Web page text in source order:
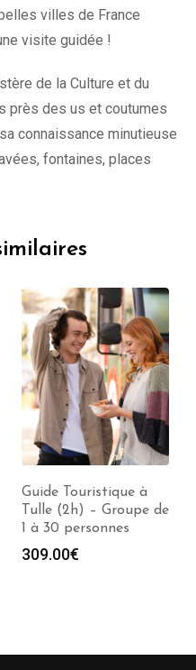
villes de France
visite guidée !
de la Culture et du
près des us et coutumes
connaissance minutieuse
fontaines, places
Guide Touristique à
Tulle (2h) – Groupe de
1 à 30 personnes
309.00€